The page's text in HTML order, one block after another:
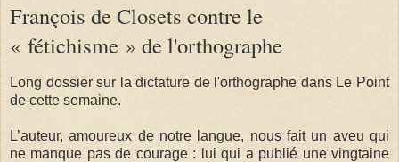
François de Closets contre le
« fétichisme » de l'orthographe
Long dossier sur la dictature de l'orthographe dans Le Point
de cette semaine.
L’auteur, amoureux de notre langue, nous fait un aveu qui
ne manque pas de courage : lui qui a publié une vingtaine